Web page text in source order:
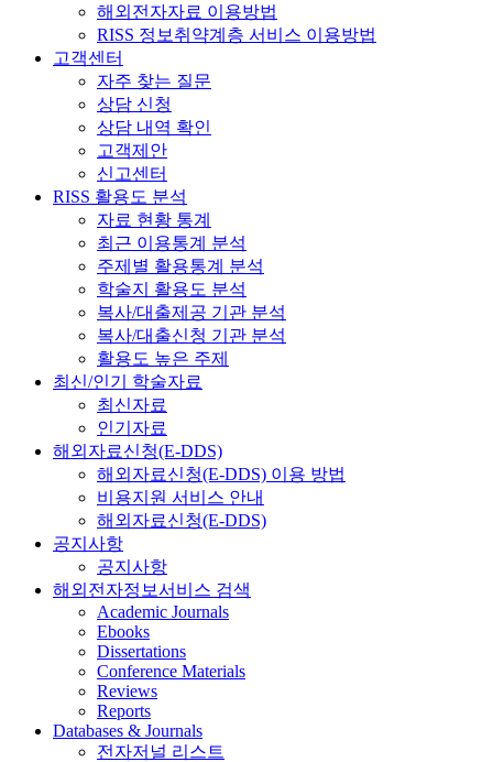
해외전자자료 이용방법
RISS 정보취약계층 서비스 이용방법
고객센터
자주 찾는 질문
상담 신청
상담 내역 확인
고객제안
신고센터
RISS 활용도 분석
자료 현황 통계
최근 이용통계 분석
주제별 활용통계 분석
학술지 활용도 분석
복사/대출제공 기관 분석
복사/대출신청 기관 분석
활용도 높은 주제
최신/인기 학술자료
최신자료
인기자료
해외자료신청(E-DDS)
해외자료신청(E-DDS) 이용 방법
비용지원 서비스 안내
해외자료신청(E-DDS)
공지사항
공지사항
해외전자정보서비스 검색
Academic Journals
Ebooks
Dissertations
Conference Materials
Reviews
Reports
Databases & Journals
전자저널 리스트